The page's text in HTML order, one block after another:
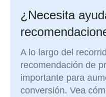
¿Necesita
A lo largo del
recomendación de
importante para
conversión. Vea